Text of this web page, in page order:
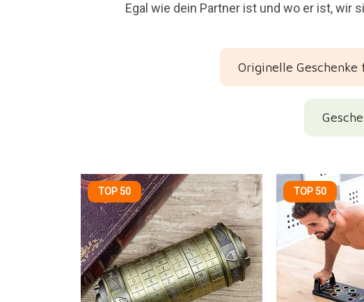
Egal wie dein Partner ist und wo er ist, wir
Originelle Geschenke
TOP 50 TOP 50